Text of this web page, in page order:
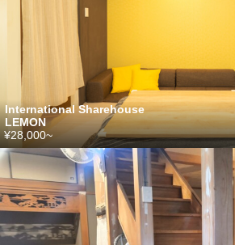
International Sharehouse
LEMON
¥28,000~